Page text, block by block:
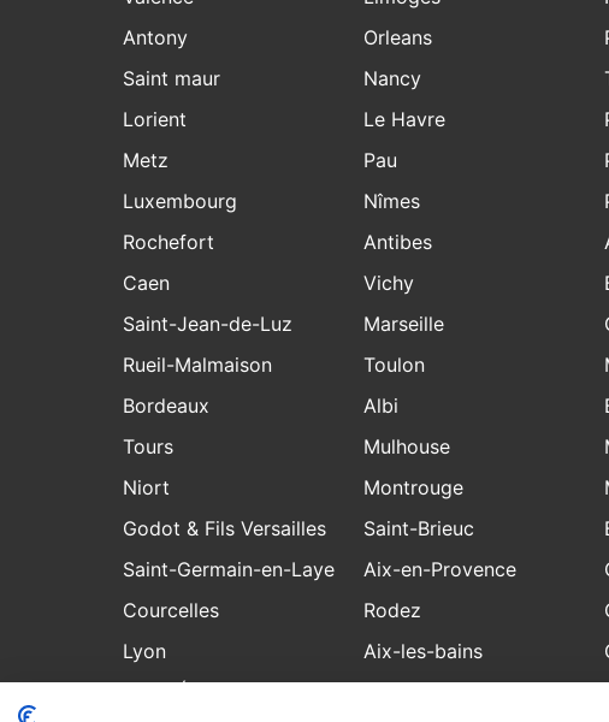
Antony
Saint maur
Lorient
Metz
Luxembourg
Rochefort
Orleans
Nancy
Le Havre
Pau
Nîmes
Antibes
Caen
Saint-Jean-de-Luz
Rueil-Malmaison
Bordeaux
Tours
Niort
Godot & Fils Versailles
Saint-Germain-en-Laye
Courcelles
Lyon
Vichy
Marseille
Toulon
Albi
Mulhouse
Montrouge
Saint-Brieuc
Aix-en-Provence
Rodez
Aix-les-bains